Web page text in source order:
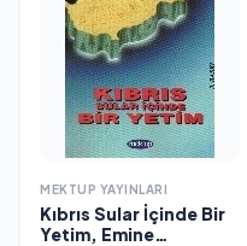
MEKTUP YAYINLARI
Kıbrıs Sular İçinde Bir
Yetim, Emine